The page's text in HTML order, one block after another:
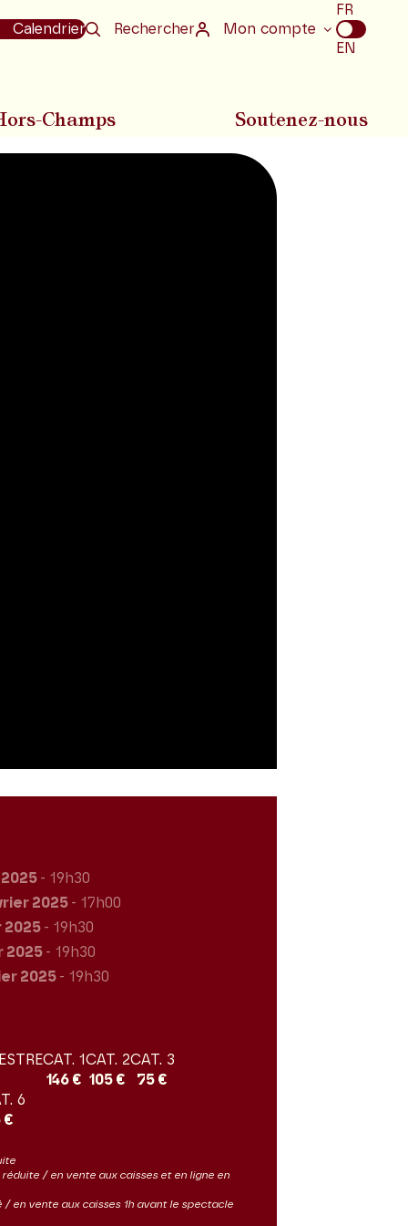
Calendrier Rechercher Mon compte
Choix
de
la
FR
EN
Champs Soutenez-nous
- 19h30
2025 - 17h00
- 19h30
2025 - 19h30
2025 - 19h30
CAT. 1
146 €
CAT. 2
105 €
CAT. 3
75 €
6
€
/ en vente aux caisses et en ligne en
/ en vente aux caisses 1h avant le spectacle